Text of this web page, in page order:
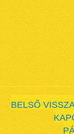
BELSŐ